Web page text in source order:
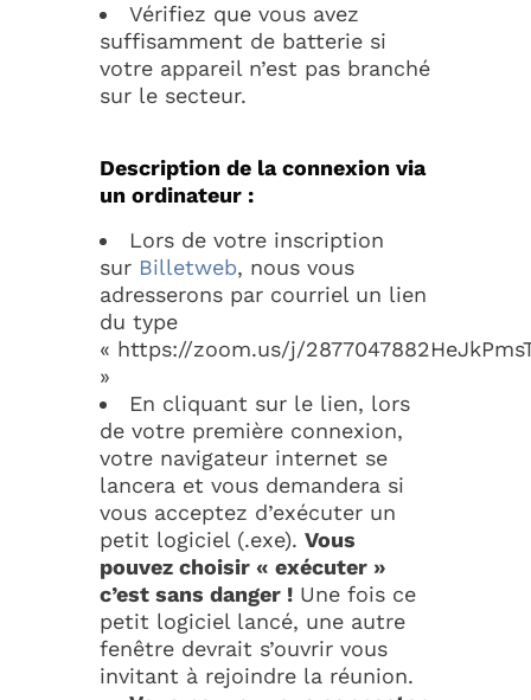
Vérifiez que vous avez
suffisamment de batterie si
votre appareil n’est pas branché
sur le secteur.
Description de la connexion via
un ordinateur :
Lors de votre inscription
sur Billetweb, nous vous
adresserons par courriel un lien
du type
« https://zoom.us/j/
»
En cliquant sur le lien, lors
de votre première connexion,
votre navigateur internet se
lancera et vous demandera si
vous acceptez d’exécuter un
petit logiciel (.exe). Vous
pouvez choisir « exécuter »
c’est sans danger ! Une fois ce
petit logiciel lancé, une autre
fenêtre devrait s’ouvrir vous
invitant à rejoindre la réunion.